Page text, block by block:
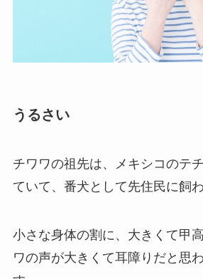
うるさい
チワワの祖先は、メキシコのテ
ていて、番犬として先住民に飼
小さな身体の割に、大きくて甲
ワの声が大きくて耳障りだと思